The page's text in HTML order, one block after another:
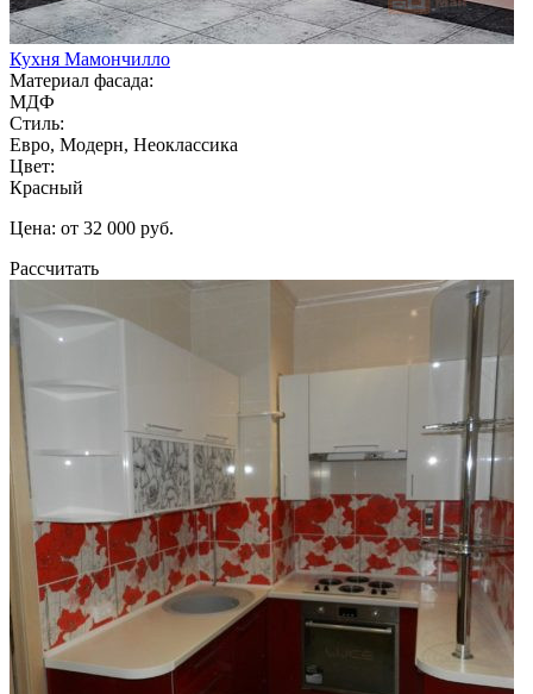
Кухня Мамончилло
Материал фасада:
МДФ
Стиль:
Евро, Модерн, Неоклассика
Цвет:
Красный
Цена: от 32 000 руб.
Рассчитать